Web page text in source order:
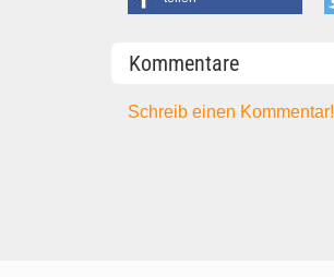
Kommentare
Schreib einen Kommentar!